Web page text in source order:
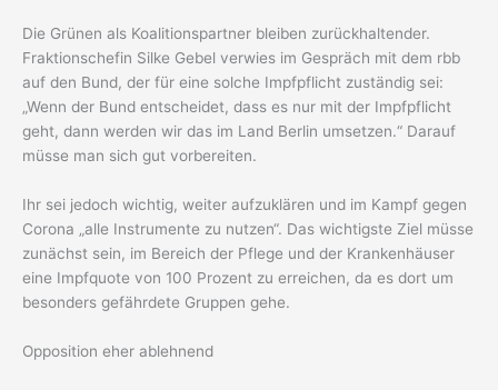
Die Grünen als Koalitionspartner bleiben zurückhaltender.
Fraktionschefin Silke Gebel verwies im Gespräch mit dem rbb
auf den Bund, der für eine solche Impfpflicht zuständig sei:
„Wenn der Bund entscheidet, dass es nur mit der Impfpflicht
geht, dann werden wir das im Land Berlin umsetzen.“ Darauf
müsse man sich gut vorbereiten.
Ihr sei jedoch wichtig, weiter aufzuklären und im Kampf gegen
Corona „alle Instrumente zu nutzen“. Das wichtigste Ziel müsse
zunächst sein, im Bereich der Pflege und der Krankenhäuser
eine Impfquote von 100 Prozent zu erreichen, da es dort um
besonders gefährdete Gruppen gehe.
Opposition eher ablehnend